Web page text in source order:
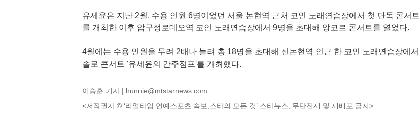
유세윤은 지난 2월, 수용 인원 6명이었던 서울 논현역 근처 코인 노래연습장에서 첫 단독 콘서트
를 개최한 이후 압구정로데오역 코인 노래연습장에서 9명을 초대해 앙코르 콘서트를 열었다.
4월에는 수용 인원을 무려 2배나 늘려 총 18명을 초대해 신논현역 인근 한 코인 노래연습장에서
솔로 콘서트 '유세윤의 간주점프'를 개최했다.
이승훈 기자 | hunnie@mtstarnews.com
<저작권자 © ‘리얼타임 연예스포츠 속보,스타의 모든 것’ 스타뉴스, 무단전재 및 재배포 금지>